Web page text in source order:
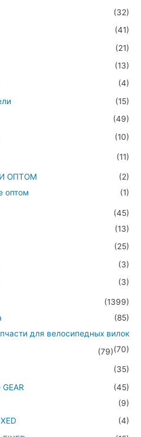
(32)
(41)
(21)
(13)
(4)
(15)
(49)
(10)
(11)
ОПТОМ
(2)
оптом
(1)
(45)
(13)
(25)
(3)
(3)
(1399)
(85)
для велосипедных вилок
(70)
(79)
(35)
(45)
(9)
(4)